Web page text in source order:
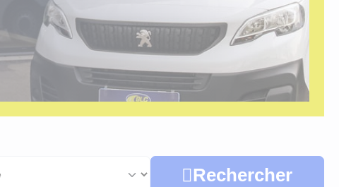
Rechercher